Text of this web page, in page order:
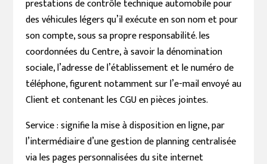
prestations de contrôle technique automobile pour
des véhicules légers qu’il exécute en son nom et pour
son compte, sous sa propre responsabilité. les
coordonnées du Centre, à savoir la dénomination
sociale, l’adresse de l’établissement et le numéro de
téléphone, figurent notamment sur l’e-mail envoyé au
Client et contenant les CGU en pièces jointes.
Service : signifie la mise à disposition en ligne, par
l’intermédiaire d’une gestion de planning centralisée
via les pages personnalisées du site internet